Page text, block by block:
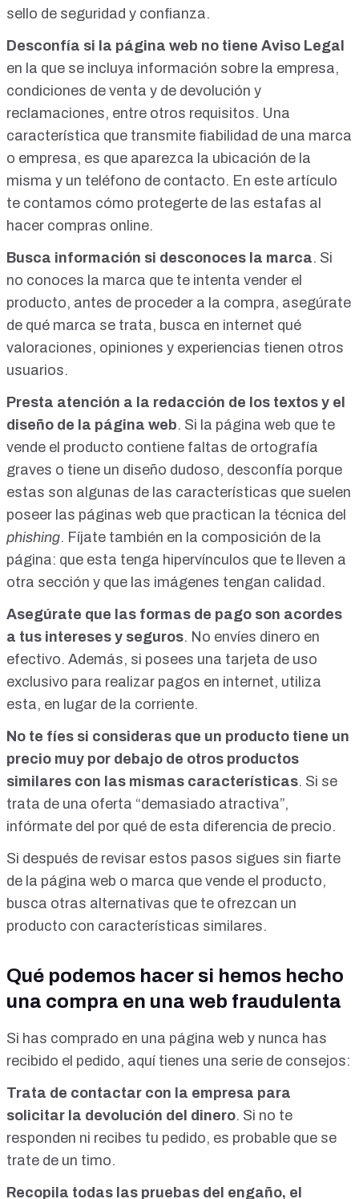
sello de seguridad y confianza.
Desconfía si la página web no tiene Aviso Legal
en la que se incluya información sobre la empresa,
condiciones de venta y de devolución y
reclamaciones, entre otros requisitos. Una
característica que transmite fiabilidad de una marca
o empresa, es que aparezca la ubicación de la
misma y un teléfono de contacto. En este artículo
te contamos cómo protegerte de las estafas al
hacer compras online.
Busca información si desconoces la marca. Si
no conoces la marca que te intenta vender el
producto, antes de proceder a la compra, asegúrate
de qué marca se trata, busca en internet qué
valoraciones, opiniones y experiencias tienen otros
usuarios.
Presta atención a la redacción de los textos y el
diseño de la página web. Si la página web que te
vende el producto contiene faltas de ortografía
graves o tiene un diseño dudoso, desconfía porque
estas son algunas de las características que suelen
poseer las páginas web que practican la técnica del
phishing. Fíjate también en la composición de la
página: que esta tenga hipervínculos que te lleven a
otra sección y que las imágenes tengan calidad.
Asegúrate que las formas de pago son acordes
a tus intereses y seguros. No envíes dinero en
efectivo. Además, si posees una tarjeta de uso
exclusivo para realizar pagos en internet, utiliza
esta, en lugar de la corriente.
No te fíes si consideras que un producto tiene un
precio muy por debajo de otros productos
similares con las mismas características. Si se
trata de una oferta “demasiado atractiva”,
infórmate del por qué de esta diferencia de precio.
Si después de revisar estos pasos sigues sin fiarte
de la página web o marca que vende el producto,
busca otras alternativas que te ofrezcan un
producto con características similares.
Qué podemos hacer si hemos hecho
una compra en una web fraudulenta
Si has comprado en una página web y nunca has
recibido el pedido, aquí tienes una serie de consejos:
Trata de contactar con la empresa para
solicitar la devolución del dinero. Si no te
responden ni recibes tu pedido, es probable que se
trate de un timo.
Recopila todas las pruebas del engaño, el